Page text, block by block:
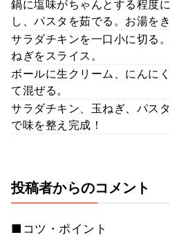
鍋に塩味がちゃんとする程度
し、パスタを茹でる。お湯をき
サラダチキンを一口小に切る
ねぎをスライス。
ボールに生クリーム、にんに
て混ぜる。
サラダチキン、玉ねぎ、パス
で味を整え完成！
投稿者からのコメント
■コツ・ポイント